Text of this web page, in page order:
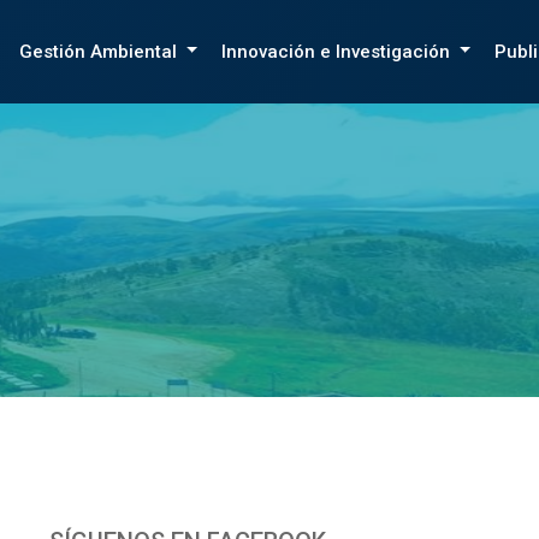
Gestión Ambiental Innovación e Investigación